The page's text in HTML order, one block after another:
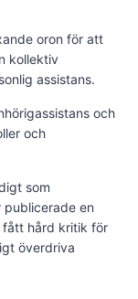
oron för att
kollektiv
assistans.
och
och
som
publicerade en
fått hård kritik för
överdriva